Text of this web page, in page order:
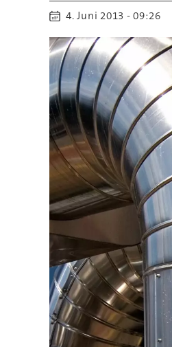
4. Juni 2013 - 09:26